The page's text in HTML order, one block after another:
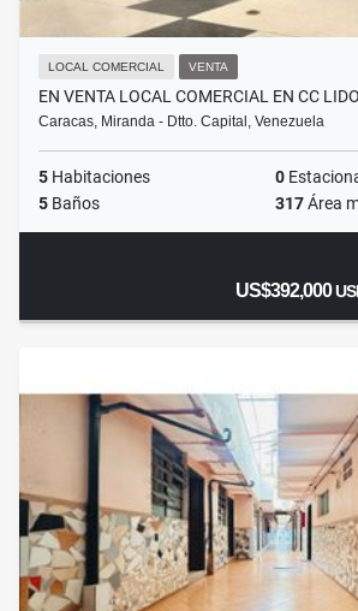
LOCAL COMERCIAL VENTA
EN VENTA LOCAL COMERCIAL EN CC
Caracas, Miranda - Dtto. Capital, Venezuela
5 Habitaciones 0
5 Baños 317Área
US$392,000